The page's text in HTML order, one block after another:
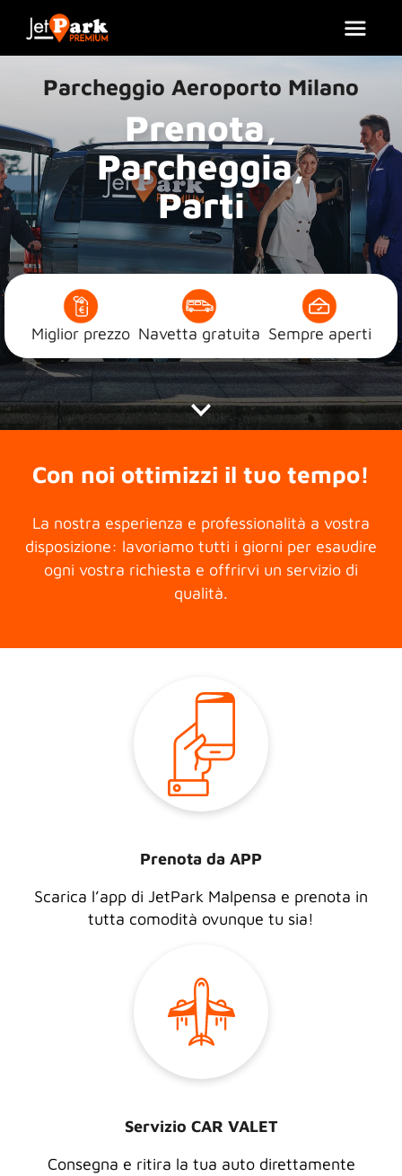
Miglior prezzo Navetta gratuita Sempre aperti
Parcheggio Aeroporto Milano
Prenota,
Parcheggia,
Parti
Con noi ottimizzi il tuo tempo!
La nostra esperienza e professionalità a vostra
disposizione: lavoriamo tutti i giorni per esaudire
ogni vostra richiesta e offrirvi un servizio di
qualità.
Prenota da APP
Scarica l’app di JetPark Malpensa e prenota in
tutta comodità ovunque tu sia!
Servizio CAR VALET
Consegna e ritira la tua auto direttamente